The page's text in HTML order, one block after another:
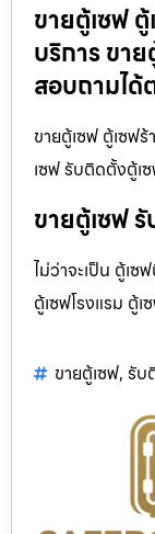
ขายตู้เซฟ
บริการ ขา
สอบถามได้
ขายตู้เซฟ ตู้เซฟ
เซฟ รับติดตั้งตู้เ
ขายตู้เซฟ
ไม่ว่าจะเป็น ตู้เ
ตู้เซฟโรงแรม ตู้
ขายตู้เซฟ, รับ